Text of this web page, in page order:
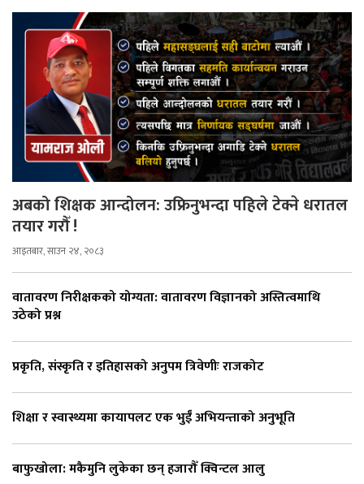
अबको शिक्षक आन्दोलन: उफ्रिनुभन्दा पहिले टेक्ने धरातल
तयार गरौँ !
आइतबार, साउन २४, २०८३
वातावरण निरीक्षकको योग्यता: वातावरण विज्ञानको अस्तित्वमाथि
उठेको प्रश्न
प्रकृति, संस्कृति र इतिहासको अनुपम त्रिवेणीः राजकोट
शिक्षा र स्वास्थ्यमा कायापलट एक भुईँ अभियन्ताको अनुभूति
बाफुखोला: मकैमुनि लुकेका छन् हजारौँ क्विन्टल आलु